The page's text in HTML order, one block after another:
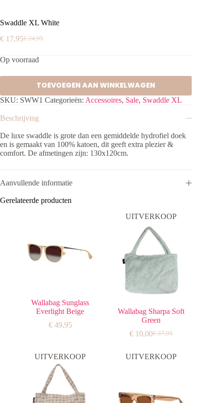
Swaddle XL White
€24,95
Oorspronkelijke
was:
€ 17,95Huidige
is:
Op voorraad
TOEVOEGEN AAN WINKELWAGEN
SKU: SWW1 Categorieën: Accessoires, Sale, Swaddle XL
Beschrijving
De luxe swaddle is grote dan een gemiddelde hydrofiel doek
en is gemaakt van 100% katoen, dit geeft extra plezier &
comfort. De afmetingen zijn: 130x120cm.
Aanvullende informatie
Gerelateerde producten
Wallabag Sunglass
Everlight Beige
€49,95
UITVERKOOP
Wallabag Sharpa Soft
Green
€37,95
Oorspronkelijke
was:
€ 10,00Huidige
is:
UITVERKOOP UITVERKOOP